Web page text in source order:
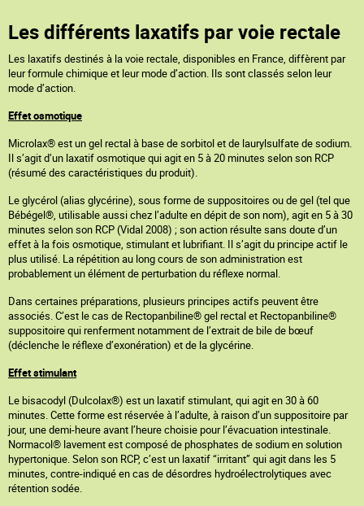
Les différents laxatifs par voie rectale
Les laxatifs destinés à la voie rectale, disponibles en France, diffèrent par
leur formule chimique et leur mode d’action. Ils sont classés selon leur
mode d’action.
Effet osmotique
Microlax® est un gel rectal à base de sorbitol et de laurylsulfate de sodium.
Il s’agit d’un laxatif osmotique qui agit en 5 à 20 minutes selon son RCP
(résumé des caractéristiques du produit).
Le glycérol (alias glycérine), sous forme de suppositoires ou de gel (tel que
Bébégel®, utilisable aussi chez l’adulte en dépit de son nom), agit en 5 à 30
minutes selon son RCP (Vidal 2008) ; son action résulte sans doute d’un
effet à la fois osmotique, stimulant et lubrifiant. Il s’agit du principe actif le
plus utilisé. La répétition au long cours de son administration est
probablement un élément de perturbation du réflexe normal.
Dans certaines préparations, plusieurs principes actifs peuvent être
associés. C’est le cas de Rectopanbiline® gel rectal et Rectopanbiline®
suppositoire qui renferment notamment de l’extrait de bile de bœuf
(déclenche le réflexe d’exonération) et de la glycérine.
Effet stimulant
Le bisacodyl (Dulcolax®) est un laxatif stimulant, qui agit en 30 à 60
minutes. Cette forme est réservée à l’adulte, à raison d’un suppositoire par
jour, une demi-heure avant l’heure choisie pour l’évacuation intestinale.
Normacol® lavement est composé de phosphates de sodium en solution
hypertonique. Selon son RCP, c’est un laxatif “irritant” qui agit dans les 5
minutes, contre-indiqué en cas de désordres hydroélectrolytiques avec
rétention sodée.